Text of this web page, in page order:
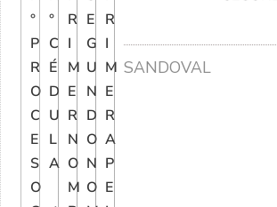
°
P
R
O
C
E
S
O
°
C
É
D
U
L
A
R
I
M
E
R
N
O
M
E
G
U
N
D
O
N
O
R
I
M
E
R
A
P
E
SANDOVAL